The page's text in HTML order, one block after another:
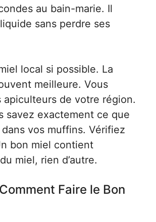
au bain-marie. Il
sans perdre ses
local si possible. La
meilleure. Vous
apiculteurs de votre région.
savez exactement ce que
vos muffins. Vérifiez
bon miel contient
miel, rien d’autre.
Faire le Bon